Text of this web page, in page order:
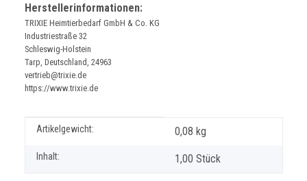
Herstellerinformationen:
TRIXIE Heimtierbedarf GmbH & Co. KG
Industriestraße 32
Schleswig-Holstein
Tarp, Deutschland, 24963
vertrieb@trixie.de
https://www.trixie.de
Produkteigenschaft
Wert
Artikelgewicht: 0,08 kg
Inhalt: 1,00 Stück